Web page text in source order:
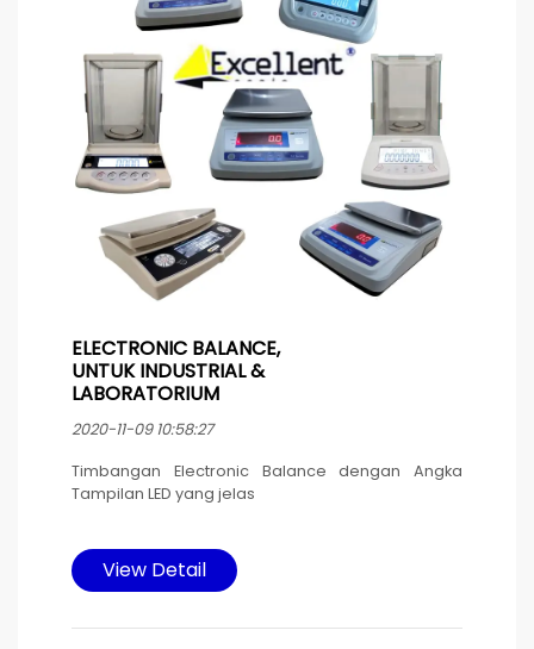
ELECTRONIC BALANCE,
UNTUK INDUSTRIAL &
LABORATORIUM
2020-11-09 10:58:27
Timbangan Electronic Balance dengan Angka
Tampilan LED yang jelas
Laboratorium, untuk produksi makanan /
pencampuran / komposisi bahan. Tersedia
dalam air. Pengoperasian dan pengaturan
View Detail